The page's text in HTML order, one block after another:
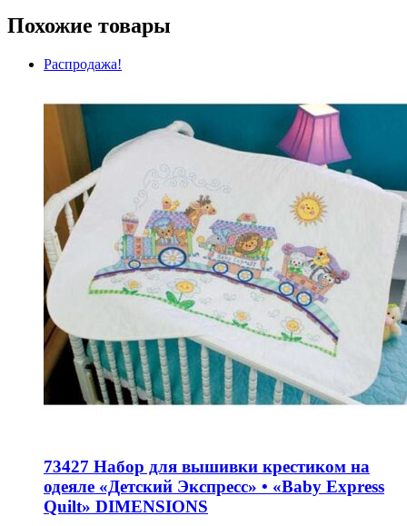
Похожие товары
Распродажа!
73427 Набор для вышивки крестиком на
одеяле «Детский Экспресс» • «Baby Express
Quilt» DIMENSIONS